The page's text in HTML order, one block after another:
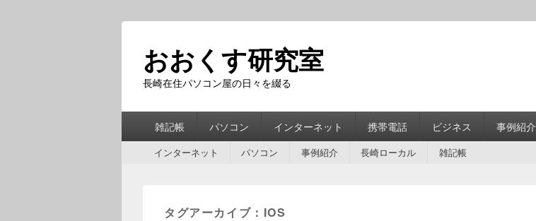
おおくす研究室
長崎在住パソコン屋の日々を綴る
雑記帳 パソコン インターネット 携帯電話 ビジネス 事例紹介
インターネット パソコン 事例紹介 長崎ローカル 雑記帳
タグアーカイブ： IOS